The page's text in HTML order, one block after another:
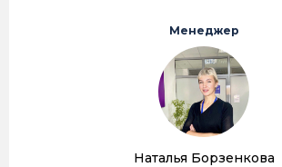
Менеджер
Наталья Борзенкова